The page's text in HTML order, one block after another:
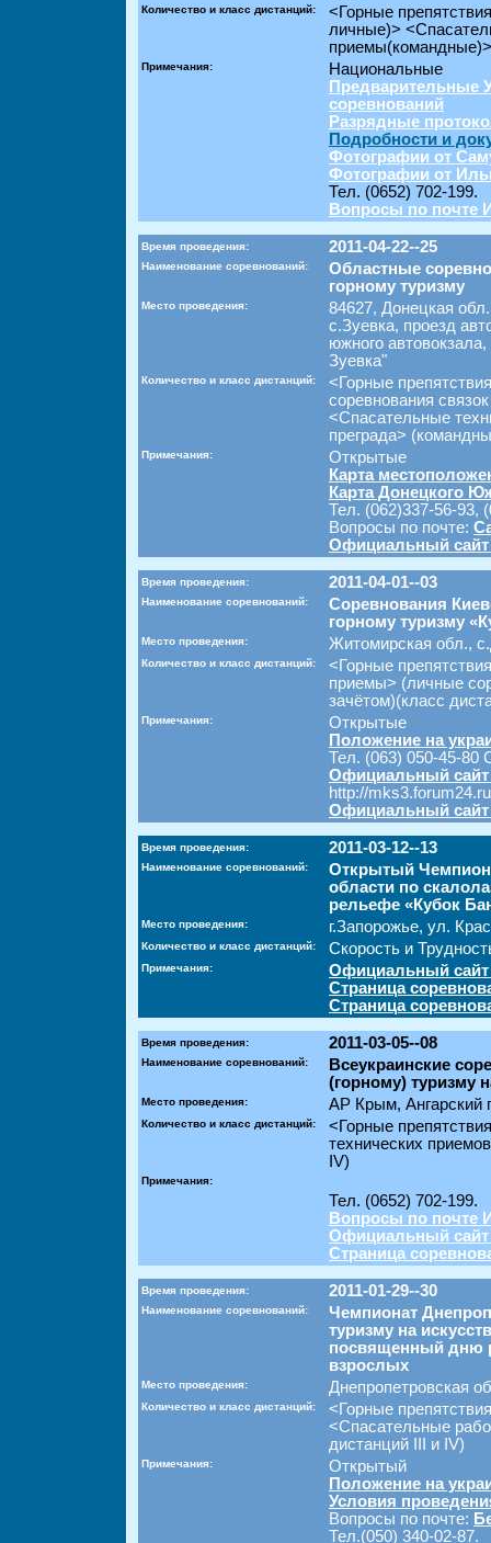
Количество и класс дистанций:
<Горные
личные)>
Примечания:
Национальные
Предварительные
соревнований
Разрядные
Подробности и
Фотографии от
Фотографии от
Тел. (0652) 702-199.
Вопросы по почте
Время проведения: 2011-04-22--25
Наименование соревнований:
Областные
горному туризму
Место проведения:
84627, Донецкая
с.Зуевка, проезд
южного
Зуевка"
Количество и класс дистанций:
<Горные
соревнования
<Спасательные
преграда>
Примечания:
Открытые
Карта
Карта Донецкого
Тел. (062)337-56-93,
Вопросы по почте:
Официальный сайт
Время проведения: 2011-04-01--03
Наименование соревнований:
Соревнования
горному туризму
Место проведения: Житомирская обл.,
Количество и класс дистанций:
<Горные
приемы> (личные
зачётом)(класс
Примечания:
Открытые
Положение на
Тел. (063) 050-45-80
Официальный сайт
http://
Официальный сайт
Время проведения: 2011-03-12--13
Наименование соревнований:
Открытый
области по
рельефе «Кубок
Место проведения: г.Запорожье, ул.
Количество и класс дистанций: Скорость и
Примечания:
Официальный сайт
Страница
Страница
Время проведения: 2011-03-05--08
Наименование соревнований:
Всеукраинские
(горному) туризму
Место проведения: АР Крым, Ангарский
Количество и класс дистанций:
<Горные
технических
IV)
Примечания:
Тел. (0652) 702-199.
Вопросы по почте
Официальный сайт
Страница
Время проведения: 2011-01-29--30
Наименование соревнований:
Чемпионат
туризму на
посвященный дню
взрослых
Место проведения: Днепропетровская
Количество и класс дистанций:
<Горные
<Спасательные
дистанций III и IV)
Примечания:
Открытый
Положение на
Условия
Вопросы по почте:
Тел.(050) 340-02-87.